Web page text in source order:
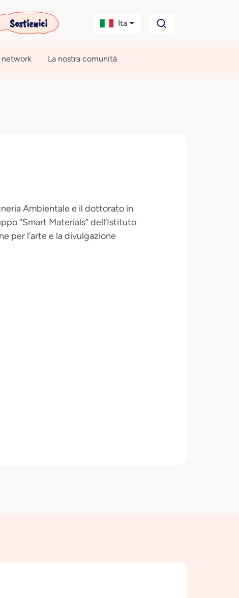
Sostienici Ita
network La nostra comunità
Ambientale e il dottorato in
“Smart Materials” dell’Istituto
per l’arte e la divulgazione